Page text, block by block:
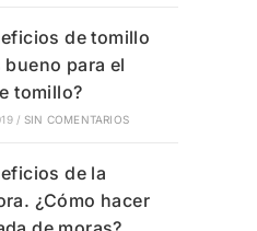
de tomillo
bueno para el
tomillo?
/ SIN COMENTARIOS
de la
¿Cómo hacer